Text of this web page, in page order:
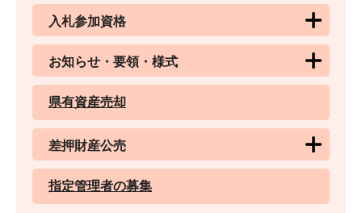
入札参加資格
お知らせ・要領・様式
県有資産売却
差押財産公売
指定管理者の募集